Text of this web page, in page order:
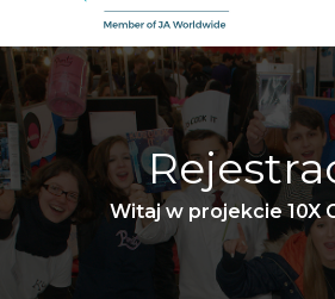
The Challenge
10X from Home
Curriculum
Witaj w projekcie 10X